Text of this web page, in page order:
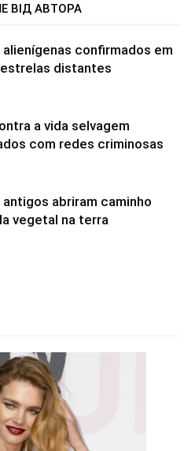
ВІД АВТОРА
confirmados em
distantes
a vida selvagem
com redes criminosas
antigos abriram caminho
vegetal na terra